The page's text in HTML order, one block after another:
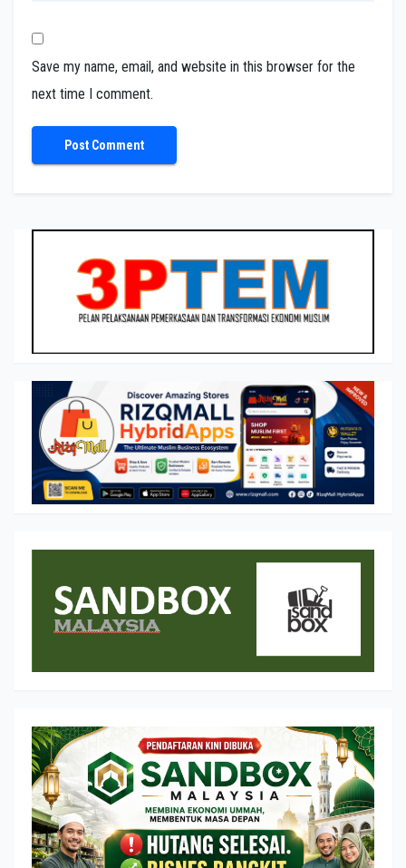
Save my name, email, and website in this browser for the
next time I comment.